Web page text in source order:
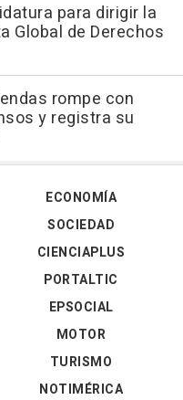
para dirigir la
Global de Derechos
rompe con
y registra su
ECONOMÍA
SOCIEDAD
CIENCIAPLUS
PORTALTIC
EPSOCIAL
MOTOR
TURISMO
NOTIMÉRICA